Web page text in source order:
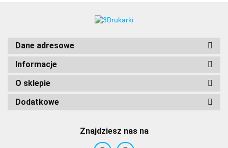
Dane adresowe
Informacje
O sklepie
Dodatkowe
Znajdziesz nas na